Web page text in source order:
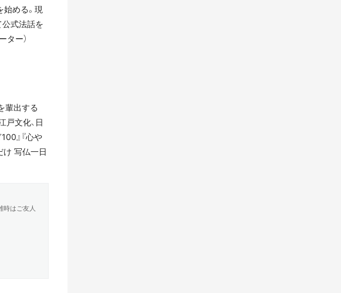
始める。現
公式法話を
ー）
輩出する
戸文化、日
』『心や
け 写仏一日
時はご友人